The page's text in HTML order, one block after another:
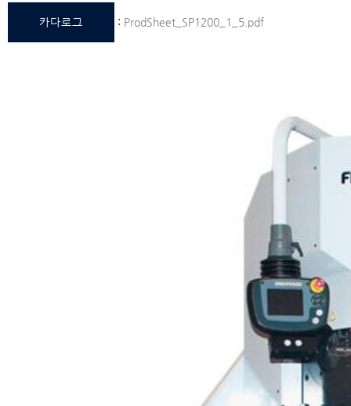
카다로그 : ProdSheet_SP1200_1_5.pdf